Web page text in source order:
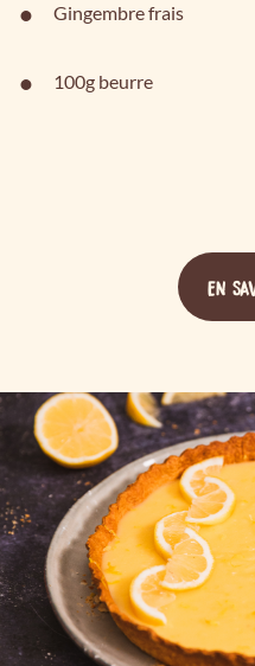
EN
Gingembre frais
100g beurre